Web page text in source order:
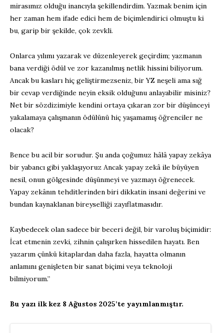
mirasımız olduğu inancıyla şekillendirdim. Yazmak benim için
her zaman hem ifade edici hem de biçimlendirici olmuştu ki
bu, garip bir şekilde, çok zevkli.
Onlarca yılımı yazarak ve düzenleyerek geçirdim; yazmanın
bana verdiği ödül ve zor kazanılmış netlik hissini biliyorum.
Ancak bu kasları hiç geliştirmezseniz, bir YZ neşeli ama sığ
bir cevap verdiğinde neyin eksik olduğunu anlayabilir misiniz?
Net bir sözdizimiyle kendini ortaya çıkaran zor bir düşünceyi
yakalamaya çalışmanın ödülünü hiç yaşamamış öğrenciler ne
olacak?
Bence bu acil bir sorudur. Şu anda çoğumuz hâlâ yapay zekâya
bir yabancı gibi yaklaşıyoruz Ancak yapay zekâ ile büyüyen
nesil, onun gölgesinde düşünmeyi ve yazmayı öğrenecek.
Yapay zekânın tehditlerinden biri dikkatin insani değerini ve
bundan kaynaklanan bireyselliği zayıflatmasıdır.
Kaybedecek olan sadece bir beceri değil, bir varoluş biçimidir:
İcat etmenin zevki, zihnin çalışırken hissedilen hayatı. Ben
yazarım çünkü kitaplardan daha fazla, hayatta olmanın
anlamını genişleten bir sanat biçimi veya teknoloji
bilmiyorum.”
Bu yazı ilk kez 8 Ağustos 2025’te yayımlanmıştır.